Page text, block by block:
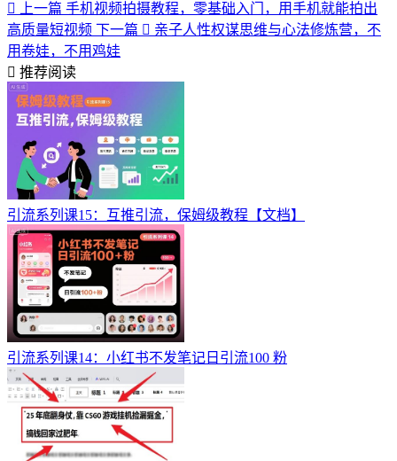
上一篇 手机视频拍摄教程，零基础入门，用手机就能拍出
高质量短视频 下一篇
亲子人性权谋思维与心法修炼营，不
用卷娃，不用鸡娃
推荐阅读
引流系列课15：互推引流，保姆级教程【文档】
引流系列课14：小红书不发笔记日引流100 粉